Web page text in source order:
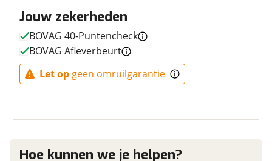
Elektrisch?
Financieel
goed mogelijk bij de aanbieder te brengen. Lees hier meer
Jouw zekerheden
BOVAG 40-Puntencheck
BOVAG Afleverbeurt
Let op geen omruilgarantie
Hoe kunnen we je helpen?